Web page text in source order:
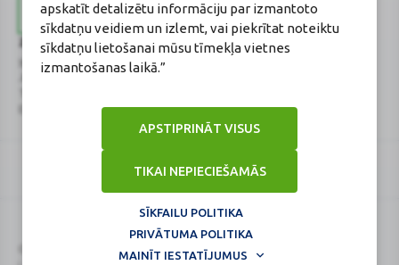
apskatīt detalizētu informāciju par izmantoto
sīkdatņu veidiem un izlemt, vai piekrītat noteiktu
sīkdatņu lietošanai mūsu tīmekļa vietnes
izmantošanas laikā.”
TIKAI NEPIECIEŠAMĀS
APSTIPRINĀT VISUS
SĪKFAILU POLITIKA
PRIVĀTUMA POLITIKA
MAINĪT IESTATĪJUMUS
Zāļu valsts aģentūra
www.zva.gov.lv
E-pasts: info@zva.gov.lv
Veselības inspekcija
E-pasts: vi@vi.gov.lv
. Visas tiesības aizsargātas.
Logo